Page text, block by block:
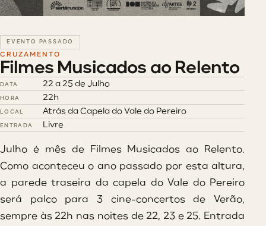
EVENTO PASSADO
CRUZAMENTO
Filmes Musicados ao Relento
DATA 22 a 25 de Julho
HORA 22h
LOCAL Atrás da Capela do Vale do Pereiro
ENTRADA Livre
Julho é mês de Filmes Musicados ao Relento.
Como aconteceu o ano passado por esta altura,
a parede traseira da capela do Vale do Pereiro
será palco para 3 cine-concertos de Verão,
sempre às 22h nas noites de 22, 23 e 25. Entrada